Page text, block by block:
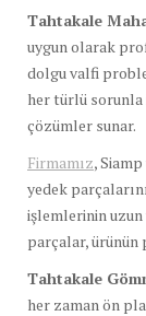
Tahtakale
uygun olarak
dolgu valfi
her türlü sorunla
çözümler sunar.
Firmamız,
yedek
işlemlerinin uzun
parçalar, ürünün
Tahtakale
her zaman ön